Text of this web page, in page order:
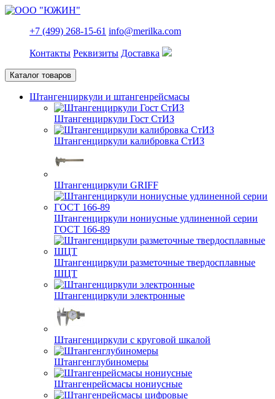
+7 (499) 268-15-61 info@merilka.com
Контакты Реквизиты Доставка
Каталог товаров
Штангенциркули и штангенрейсмасы
Штангенциркули Гост СтИЗ
Штангенциркули калибровка СтИЗ
Штангенциркули GRIFF
Штангенциркули нониусные удлиненной серии
ГОСТ 166-89
Штангенциркули разметочные твердосплавные
ШЦТ
Штангенциркули электронные
Штангенциркули с круговой шкалой
Штангенглубиномеры
Штангенрейсмасы нониусные